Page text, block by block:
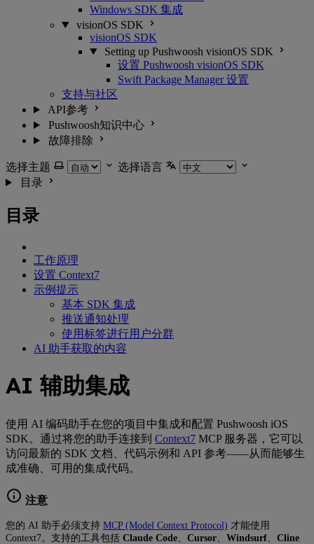
Windows SDK 集成
visionOS SDK
visionOS SDK
Setting up Pushwoosh visionOS SDK
设置 Pushwoosh visionOS SDK
Swift Package Manager 设置
支持与社区
API参考
Pushwoosh知识中心
故障排除
选择主题
选择语言
目录
目录
工作原理
设置 Context7
示例提示
基本 SDK 集成
推送通知处理
使用标签进行用户分群
AI 助手获取的内容
AI 辅助集成
使用 AI 编码助手在您的项目中集成和配置 Pushwoosh iOS
SDK。通过将您的助手连接到 Context7 MCP 服务器，它可以
访问最新的 SDK 文档、代码示例和 API 参考——从而能够生
成准确、可用的集成代码。
注意
您的 AI 助手必须支持 MCP (Model Context Protocol) 才能使用
Context7。支持的工具包括 Claude Code Cursor Windsurf
Cline